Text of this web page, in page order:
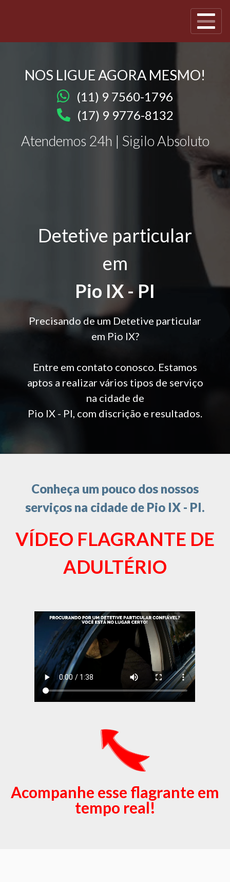
NOS LIGUE AGORA MESMO!
(11) 9 7560-1796
(17) 9 9776-8132
Atendemos 24h | Sigilo Absoluto
Detetive particular
em
Pio IX - PI
Precisando de um Detetive particular
em Pio IX?
Entre em contato conosco. Estamos
aptos a realizar vários tipos de serviço
na cidade de
Pio IX - PI, com discrição e resultados.
Conheça um pouco dos nossos
serviços na cidade de Pio IX - PI.
VÍDEO FLAGRANTE DE
ADULTÉRIO
Acompanhe esse flagrante em
tempo real!